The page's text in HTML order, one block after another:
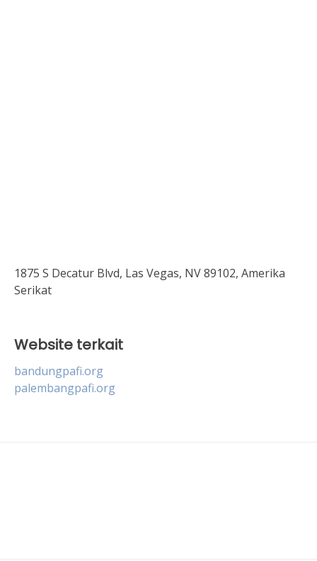
1875 S Decatur Blvd, Las Vegas, NV 89102, Amerika
Serikat
Website terkait
bandungpafi.org
palembangpafi.org